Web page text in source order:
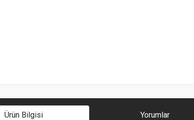
Ürün Bilgisi Yorumlar